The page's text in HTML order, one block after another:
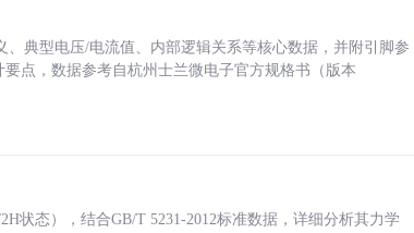
典型电压/电流值、内部逻辑关系等核心数据，并附引脚参
点，数据参考自杭州士兰微电子官方规格书（版本
状态），结合GB/T 5231-2012标准数据，详细分析其力学